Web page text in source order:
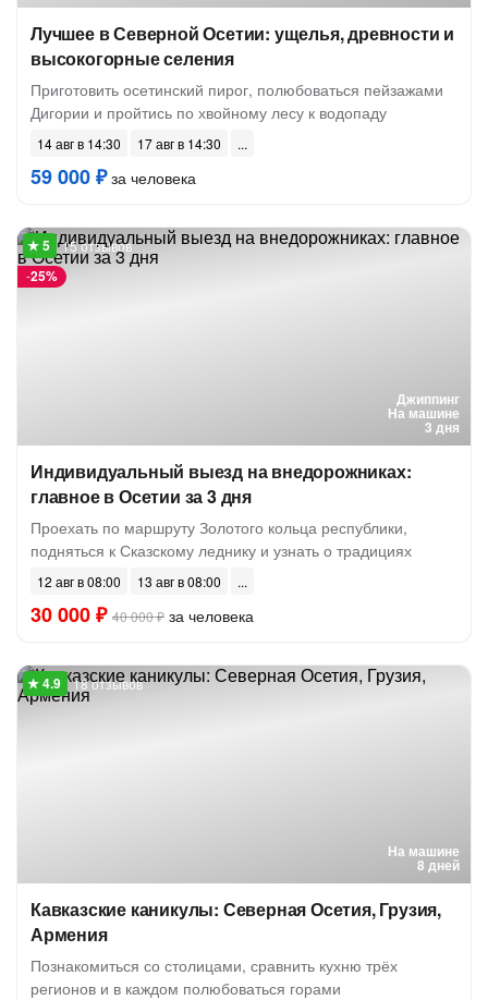
Лучшее в Северной Осетии: ущелья, древности и
высокогорные селения
Приготовить осетинский пирог, полюбоваться пейзажами
Дигории и пройтись по хвойному лесу к водопаду
14 авг в 14:30 17 авг в 14:30
59 000 ₽за человека
Джиппинг
На машине
3 дня
-25%
15 отзывов
Индивидуальный выезд на внедорожниках:
главное в Осетии за 3 дня
Проехать по маршруту Золотого кольца республики,
подняться к Сказскому леднику и узнать о традициях
12 авг в 08:00 13 авг в 08:00
30 000 ₽ 40 000 ₽ за человека
На машине
8 дней
18 отзывов
Кавказские каникулы: Северная Осетия, Грузия,
Армения
Познакомиться со столицами, сравнить кухню трёх
регионов и в каждом полюбоваться горами